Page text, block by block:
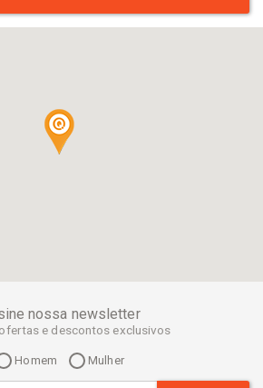
nossa newsletter
e descontos exclusivos
Homem Mulher